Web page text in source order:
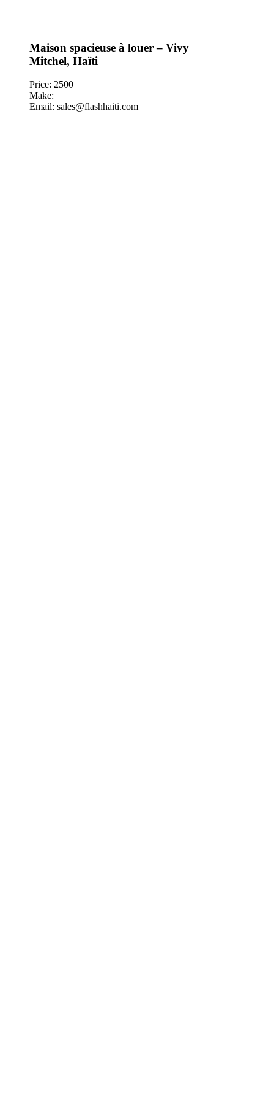
Maison spacieuse à louer – Vivy
Mitchel, Haïti
Price: 2500
Make:
Email: sales@flashhaiti.com